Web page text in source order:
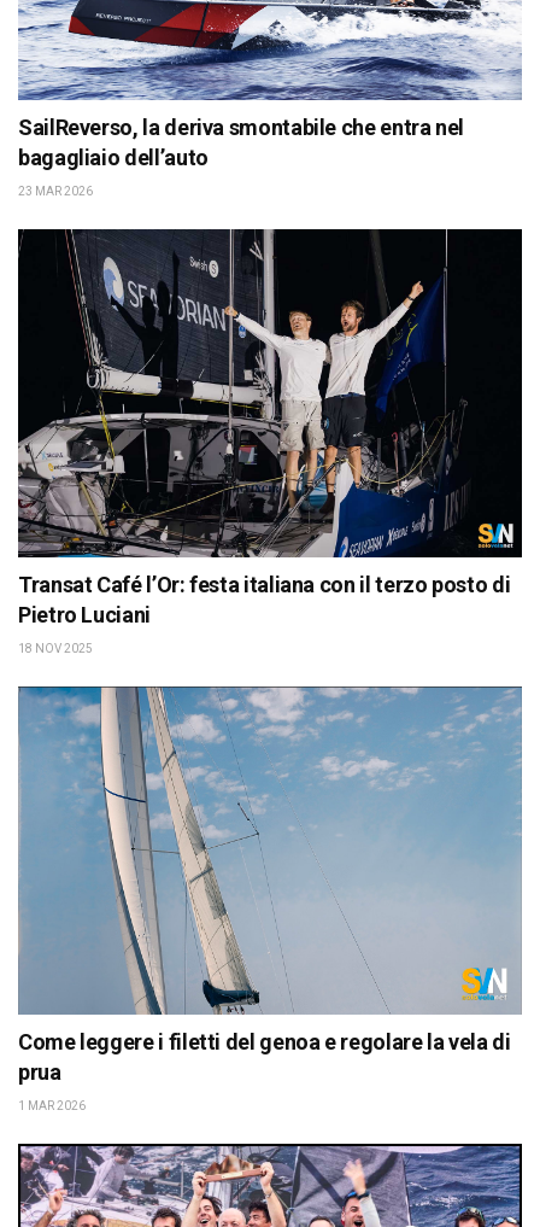
SailReverso, la deriva smontabile che entra nel
bagagliaio dell’auto
23 MAR 2026
Transat Café l’Or: festa italiana con il terzo posto di
Pietro Luciani
18 NOV 2025
Come leggere i filetti del genoa e regolare la vela di
prua
1 MAR 2026